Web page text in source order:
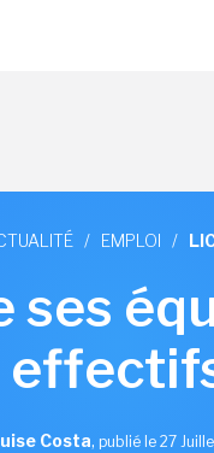
/ EMPLOI /
ses
Costa, publié le 27